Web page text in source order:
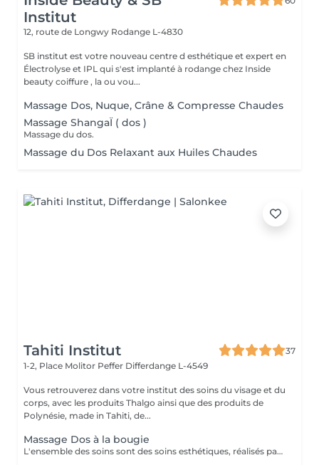
Institut
12, route de Longwy Rodange L-4830
SB institut est votre nouveau centre d esthétique et expert en
Électrolyse et IPL qui s'est implanté à rodange chez Inside
beauty coiffure , la ou vou...
Massage Dos, Nuque, Crâne & Compresse Chaudes
Massage ShangaÏ ( dos )
Massage du dos.
Massage du Dos Relaxant aux Huiles Chaudes
Tahiti Institut
37
1-2, Place Molitor Peffer Differdange L-4549
Vous retrouverez dans votre institut des soins du visage et du
corps, avec les produits Thalgo ainsi que des produits de
Polynésie, made in Tahiti, de...
Massage Dos à la bougie
L'ensemble des soins sont des soins esthétiques, réalisés par des esthéticiennes diplômées. Ils n'ont pas de visée médicale et les massages ne sont aucunement sexuels. Vous avez pris rendez-vous dans un institut de beauté. Merci de respecter le personnel